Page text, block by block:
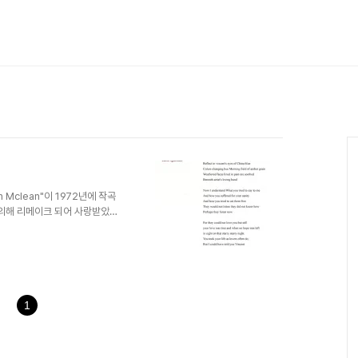
Mclean"이 1972년에 작곡
리메이크 되어 사랑받았고
동을 받은 사람들이 많이 있
1